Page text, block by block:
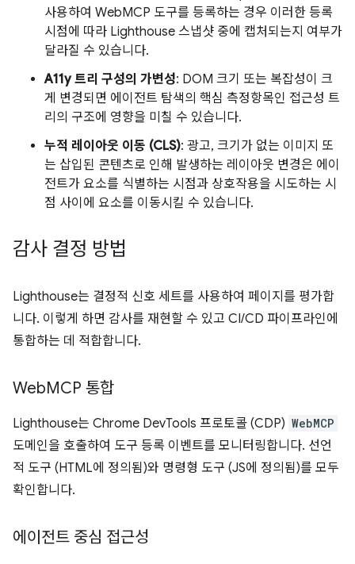
사용하여 WebMCP 도구를 등록하는 경우 이러한 등록
시점에 따라 Lighthouse 스냅샷 중에 캡처되는지 여부가
달라질 수 있습니다.
A11y 트리 구성의 가변성: DOM 크기 또는 복잡성이 크
게 변경되면 에이전트 탐색의 핵심 측정항목인 접근성 트
리의 구조에 영향을 미칠 수 있습니다.
누적 레이아웃 이동 (CLS): 광고, 크기가 없는 이미지 또
는 삽입된 콘텐츠로 인해 발생하는 레이아웃 변경은 에이
전트가 요소를 식별하는 시점과 상호작용을 시도하는 시
점 사이에 요소를 이동시킬 수 있습니다.
감사 결정 방법
Lighthouse는 결정적 신호 세트를 사용하여 페이지를 평가합
니다. 이렇게 하면 감사를 재현할 수 있고 CI/CD 파이프라인에
통합하는 데 적합합니다.
WebMCP 통합
Lighthouse는 Chrome DevTools 프로토콜 (CDP) WebMCP
도메인을 호출하여 도구 등록 이벤트를 모니터링합니다. 선언
적 도구 (HTML에 정의됨)와 명령형 도구 (JS에 정의됨)를 모두
확인합니다.
에이전트 중심 접근성